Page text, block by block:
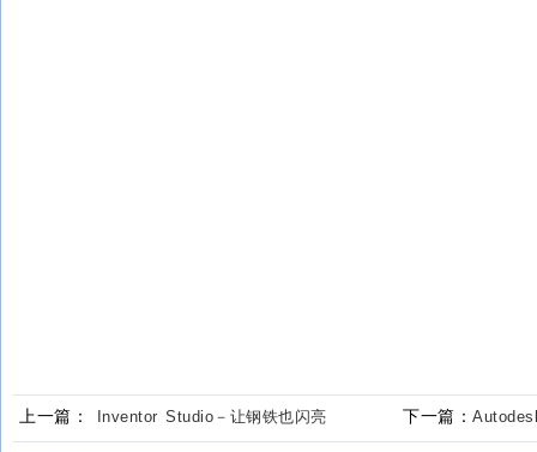
上一篇： Inventor Studio－让钢铁也闪亮 下一篇：